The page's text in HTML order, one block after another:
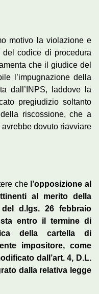
motivo la violazione e
codice di procedura
che il giudice del
l’impugnazione della
dall’INPS, laddove la
pregiudizio soltanto
riscossione, che a
dovuto riavviare
chel’opposizione al
al merito della
d.lgs. 26 febbraio
entro il termine di
della cartella di
impositore, come
dall’art. 4, D.L.
dalla relativa legge